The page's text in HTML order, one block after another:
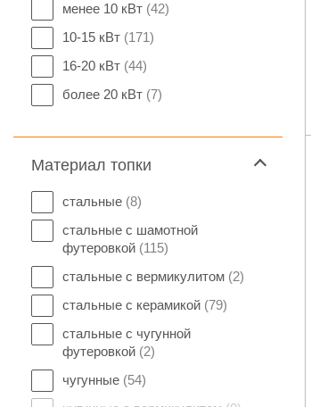
менее 10 кВт (42)
10-15 кВт (171)
16-20 кВт (44)
более 20 кВт (7)
Материал топки
стальные (8)
стальные с шамотной
футеровкой (115)
стальные с вермикулитом (2)
стальные с керамикой (79)
стальные с чугунной
футеровкой (2)
чугунные (54)